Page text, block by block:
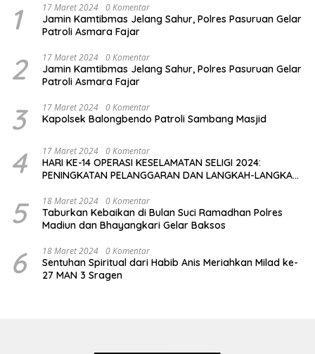
1 17 Maret 2024 0 Komentar
Jamin Kamtibmas Jelang Sahur, Polres Pasuruan Gelar
Patroli Asmara Fajar
2 17 Maret 2024 0 Komentar
Jamin Kamtibmas Jelang Sahur, Polres Pasuruan Gelar
Patroli Asmara Fajar
3 17 Maret 2024 0 Komentar
Kapolsek Balongbendo Patroli Sambang Masjid
4 17 Maret 2024 0 Komentar
HARI KE-14 OPERASI KESELAMATAN SELIGI 2024:
PENINGKATAN PELANGGARAN DAN LANGKAH-LANGKAH
5 18 Maret 2024 0 Komentar
Taburkan Kebaikan di Bulan Suci Ramadhan Polres
Madiun dan Bhayangkari Gelar Baksos
6 18 Maret 2024 0 Komentar
Sentuhan Spiritual dari Habib Anis Meriahkan Milad ke-
27 MAN 3 Sragen